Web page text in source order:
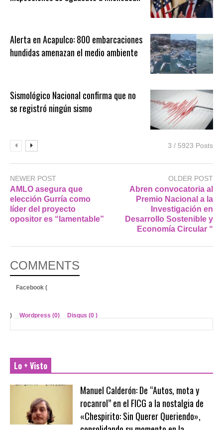
Alerta en Acapulco: 800 embarcaciones
hundidas amenazan el medio ambiente
Sismológico Nacional confirma que no
se registró ningún sismo
3 / 5923 Posts
NEWER POST
AMLO asegura que
elección Gurría como
líder del proyecto
opositor es “lamentable”
OLDER POST
Abren convocatoria al
Premio Nacional a la
Investigación en
Desarrollo Sostenible y
Economía Circular “
COMMENTS
Facebook (
) Wordpress (0) Disqus (0 )
Lo + Visto
Manuel Calderón: De “Autos, mota y
rocanrol” en el FICG a la nostalgia de
«Chespirito: Sin Querer Queriendo»,